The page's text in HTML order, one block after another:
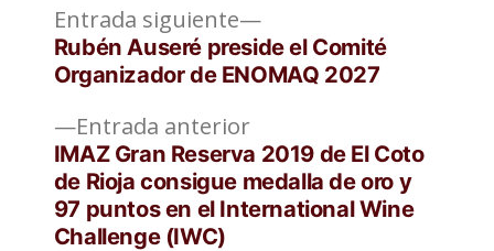
Navegación
de
entradas
Entrada anteriorEntrada
anterior:
IMAZ Gran Reserva 2019 de El Coto
de Rioja consigue medalla de oro y
97 puntos en el International Wine
Challenge (IWC)
Entrada siguiente
Entrada
siguiente:
Rubén Auseré preside el Comité
Organizador de ENOMAQ 2027